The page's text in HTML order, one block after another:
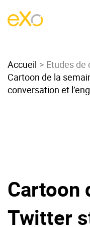
Intranet moderne
Plateforme
Réseau social
Migrer vers eXo
Produit
Accueil
Etudes de
Cartoon de la
conversation et
Cartoon
Twitter